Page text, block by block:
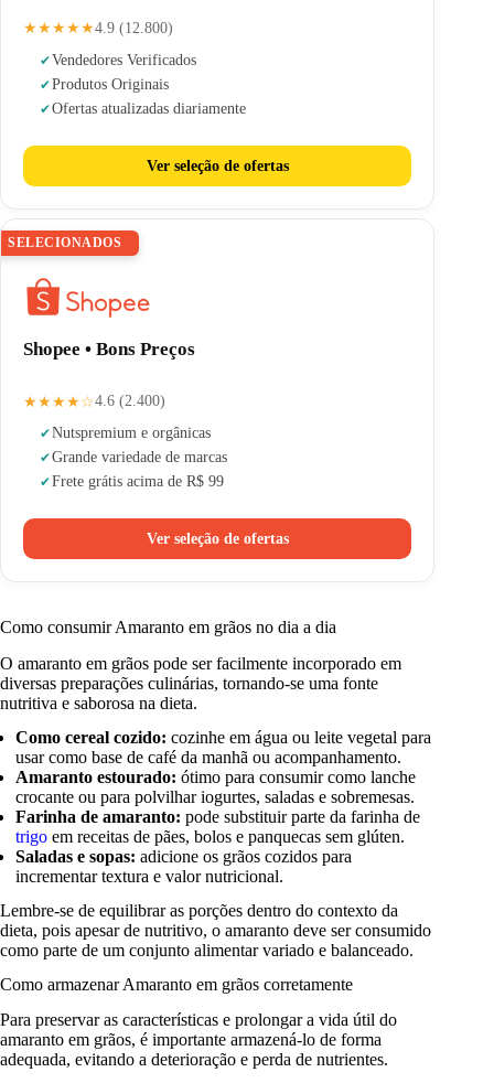
★★★★★4.9 (12.800)
Vendedores Verificados
Produtos Originais
Ofertas atualizadas diariamente
Ver seleção de ofertas
SELECIONADOS
Shopee • Bons Preços
★★★★☆4.6 (2.400)
Nutspremium e orgânicas
Grande variedade de marcas
Frete grátis acima de R$ 99
Ver seleção de ofertas
Como consumir Amaranto em grãos no dia a dia
O amaranto em grãos pode ser facilmente incorporado em
diversas preparações culinárias, tornando-se uma fonte
nutritiva e saborosa na dieta.
Como cereal cozido: cozinhe em água ou leite vegetal para
usar como base de café da manhã ou acompanhamento.
Amaranto estourado: ótimo para consumir como lanche
crocante ou para polvilhar iogurtes, saladas e sobremesas.
Farinha de amaranto: pode substituir parte da farinha de
trigo em receitas de pães, bolos e panquecas sem glúten.
Saladas e sopas: adicione os grãos cozidos para
incrementar textura e valor nutricional.
Lembre-se de equilibrar as porções dentro do contexto da
dieta, pois apesar de nutritivo, o amaranto deve ser consumido
como parte de um conjunto alimentar variado e balanceado.
Como armazenar Amaranto em grãos corretamente
Para preservar as características e prolongar a vida útil do
amaranto em grãos, é importante armazená-lo de forma
adequada, evitando a deterioração e perda de nutrientes.